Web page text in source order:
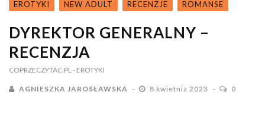
EROTYKI NEW ADULT RECENZJE ROMANSE
DYREKTOR GENERALNY –
RECENZJA
COPRZECZYTAC.PL - EROTYKI
AGNIESZKA JAROSŁAWSKA 8 kwietnia 2023 0